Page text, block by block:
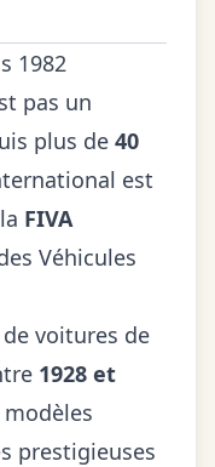
1982
pas un
plus de 40
est
FIVA
Véhicules
voitures de
1928 et
prestigieuses